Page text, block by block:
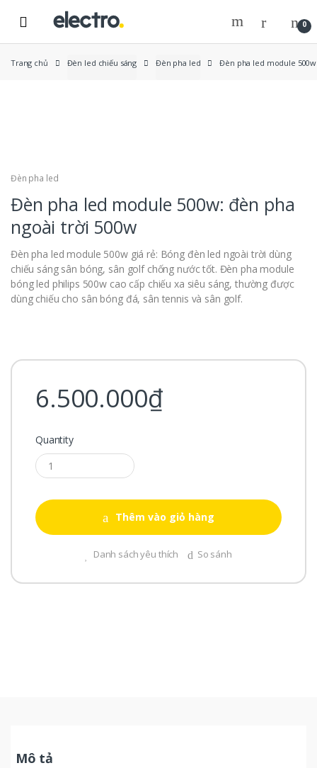
navigation
content
0
Trang chủ Đèn led chiếu sáng Đèn pha led Đèn pha led module
Đèn pha led
Đèn pha led module 500w: đèn pha
ngoài trời 500w
Đèn pha led module 500w giá rẻ: Bóng đèn led ngoài trời dùng
chiếu sáng sân bóng, sân golf chống nước tốt. Đèn pha module
bóng led philips 500w cao cấp chiếu xa siêu sáng, thường được
dùng chiếu cho sân bóng đá, sân tennis và sân golf.
6.500.000₫
Quantity
Thêm vào giỏ hàng
Danh sách yêu thích So sánh
Mô tả